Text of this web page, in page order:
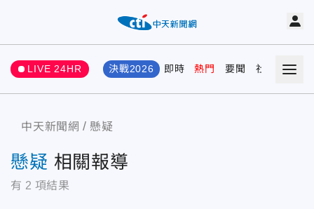
LIVE 24HR 決戰2026 即時 熱門 要聞 社會 娛樂
中天新聞網 懸疑
懸疑 相關報導
有 2 項結果